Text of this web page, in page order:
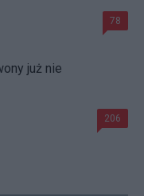
78
już nie
206